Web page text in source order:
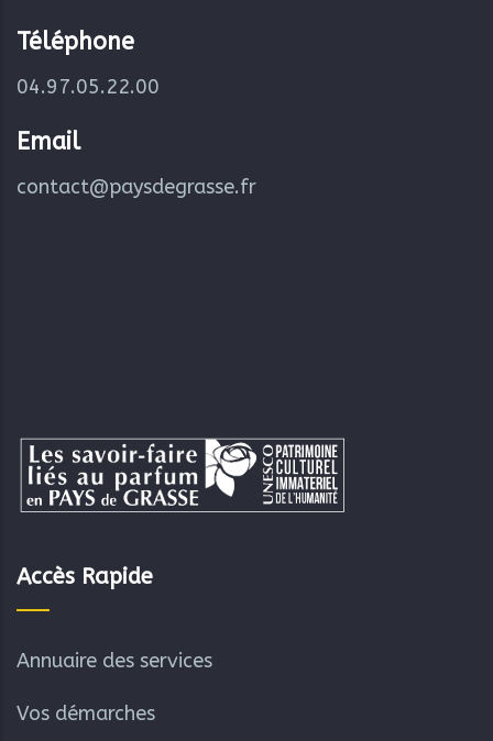
Téléphone
04.97.05.22.00
Email
contact@paysdegrasse.fr
Accès Rapide
Annuaire des services
Vos démarches